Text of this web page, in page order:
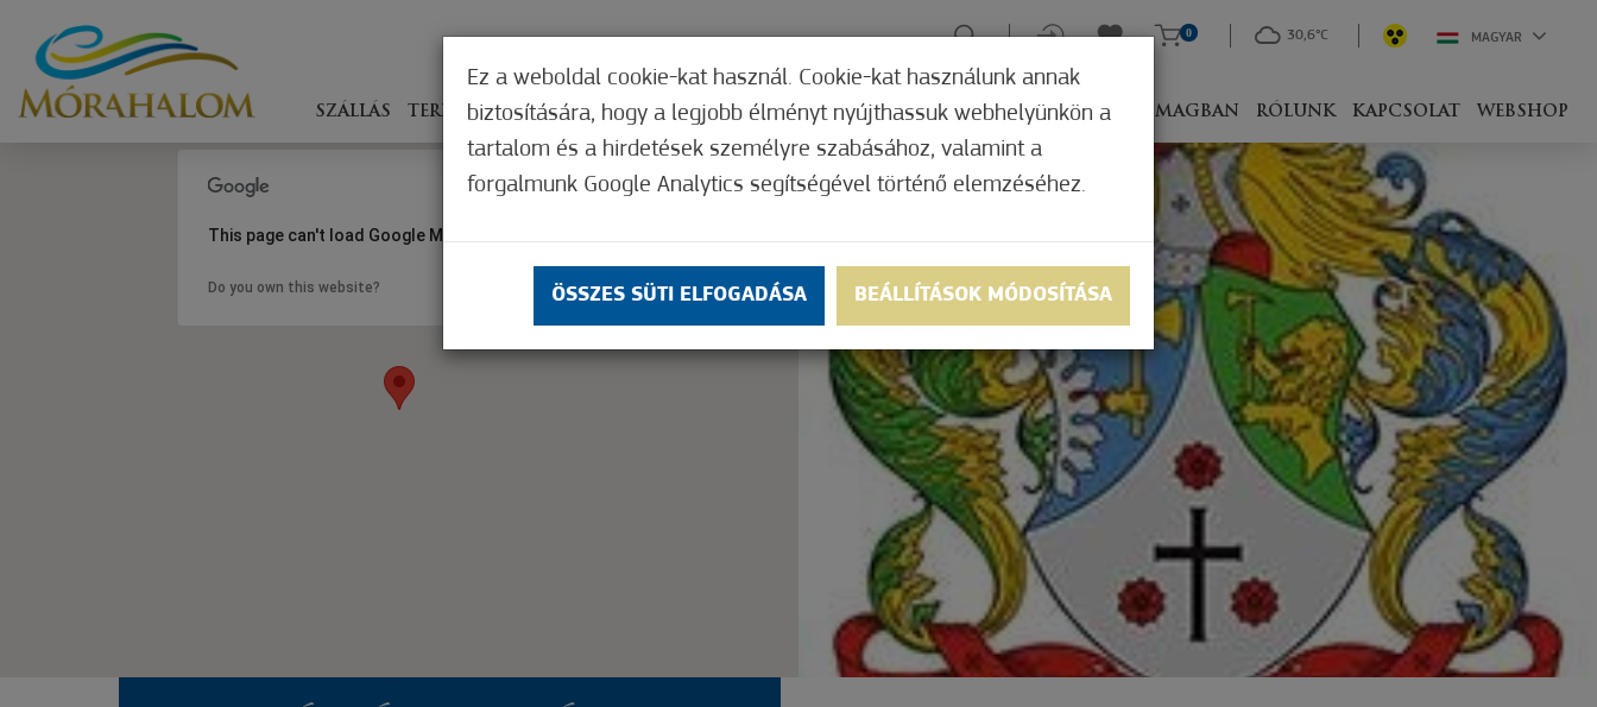
SZÁLLÁS TERÍTÉKEN ÉLMÉNYSZERZÉS ZÖLD FÓKUSZ GYÓGYHELY MERRE, MIVEL CSOMAGBAN RÓLUNK KAPCSOLAT WEBSHOP
0 30,6°C MAGYAR
This page can't load Google Maps correctly.
Do you own this website? OK
Ez a weboldal cookie-kat használ. Cookie-kat használunk annak
biztosítására, hogy a legjobb élményt nyújthassuk webhelyünkön a
tartalom és a hirdetések személyre szabásához, valamint a
forgalmunk Google Analytics segítségével történő elemzéséhez.
ÖSSZES SÜTI ELFOGADÁSA BEÁLLÍTÁSOK MÓDOSÍTÁSA